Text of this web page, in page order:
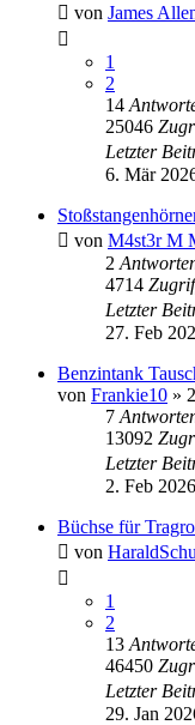
von James
1
2
14
25046
Letzter
6. Mär
von M4st3r M
2
4714
Letzter
27. Feb
Benzintank
von Frankie10 »
7
13092
Letzter
2. Feb
Büchse für
von
1
2
13
46450
Letzter
29. Jan